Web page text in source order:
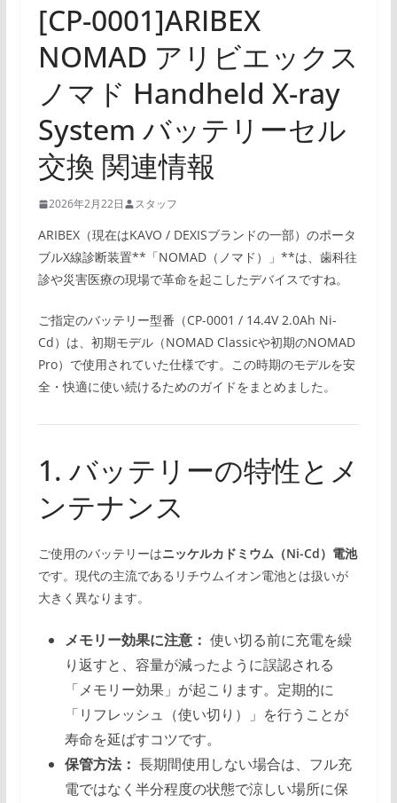
[CP-0001]ARIBEX
NOMAD アリビエックス
ノマド Handheld X-ray
System バッテリーセル
交換 関連情報
2026年2月22日 スタッフ
ARIBEX（現在はKAVO / DEXISブランドの一部）のポータ
ブルX線診断装置**「NOMAD（ノマド）」**は、歯科往
診や災害医療の現場で革命を起こしたデバイスですね。
ご指定のバッテリー型番（CP-0001 / 14.4V 2.0Ah Ni-
Cd）は、初期モデル（NOMAD Classicや初期のNOMAD
Pro）で使用されていた仕様です。この時期のモデルを安
全・快適に使い続けるためのガイドをまとめました。
1. バッテリーの特性とメ
ンテナンス
ご使用のバッテリーはニッケルカドミウム（Ni-Cd）電池
です。現代の主流であるリチウムイオン電池とは扱いが
大きく異なります。
メモリー効果に注意： 使い切る前に充電を繰
り返すと、容量が減ったように誤認される
「メモリー効果」が起こります。定期的に
「リフレッシュ（使い切り）」を行うことが
寿命を延ばすコツです。
保管方法： 長期間使用しない場合は、フル充
電ではなく半分程度の状態で涼しい場所に保